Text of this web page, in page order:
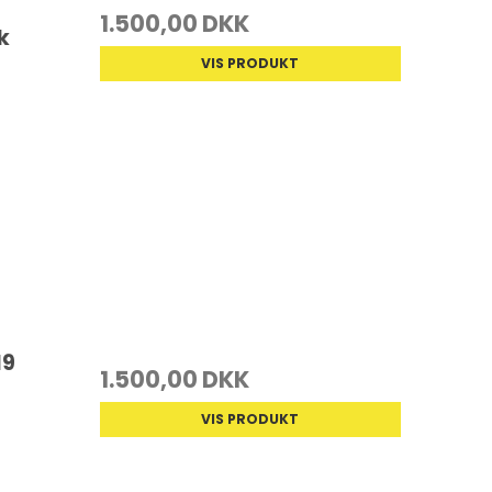
1.500,00 DKK
VIS PRODUKT
1.500,00 DKK
VIS PRODUKT